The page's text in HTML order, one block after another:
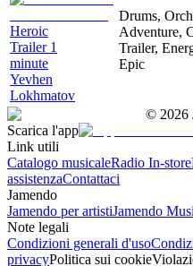
Heroic
Trailer 1
minute
Yevhen
Lokhmatov
Drums,
Adventure,
Trailer,
Epic
© 2026
Scarica l'app
Link utili
Catalogo musicaleRadio In-store
assistenzaContattaci
Jamendo
Jamendo per artistiJamendo
Note legali
Condizioni generali d'uso
privacyPolitica sui cookie